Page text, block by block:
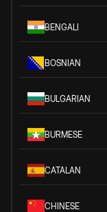
BENGALI
BOSNIAN
BULGARIAN
BURMESE
CATALAN
CHINESE